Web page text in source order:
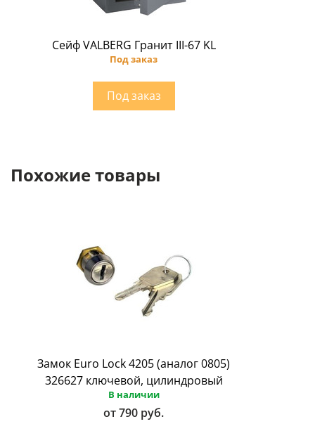
Сейф VALBERG Гранит III-67 KL
Под заказ
Похожие товары
Замок Euro Lock 4205 (аналог 0805)
326627 ключевой, цилиндровый
В наличии
от 790 руб.